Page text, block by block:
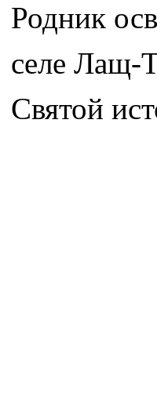
Родник
селе Лащ-
Святой